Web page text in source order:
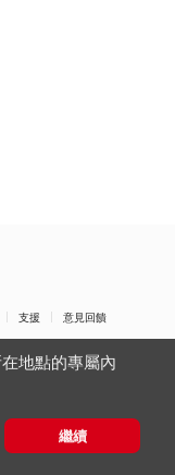
支援 意見回饋
地點的專屬內
繼續